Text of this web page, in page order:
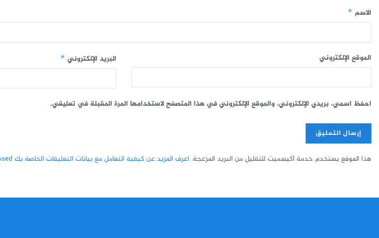
الاسم *
البريد الإلكتروني * الموقع الإلكتروني
احفظ اسمي، بريدي الإلكتروني، والموقع الإلكتروني في هذا المتصفح لاستخدامها المرة المقبلة في تعليقي.
هذا الموقع يستخدم خدمة أكيسميت للتقليل من البريد المزعجة. اعرف المزيد عن كيفية التعامل مع بيانات التعليقات الخاصة بك processed